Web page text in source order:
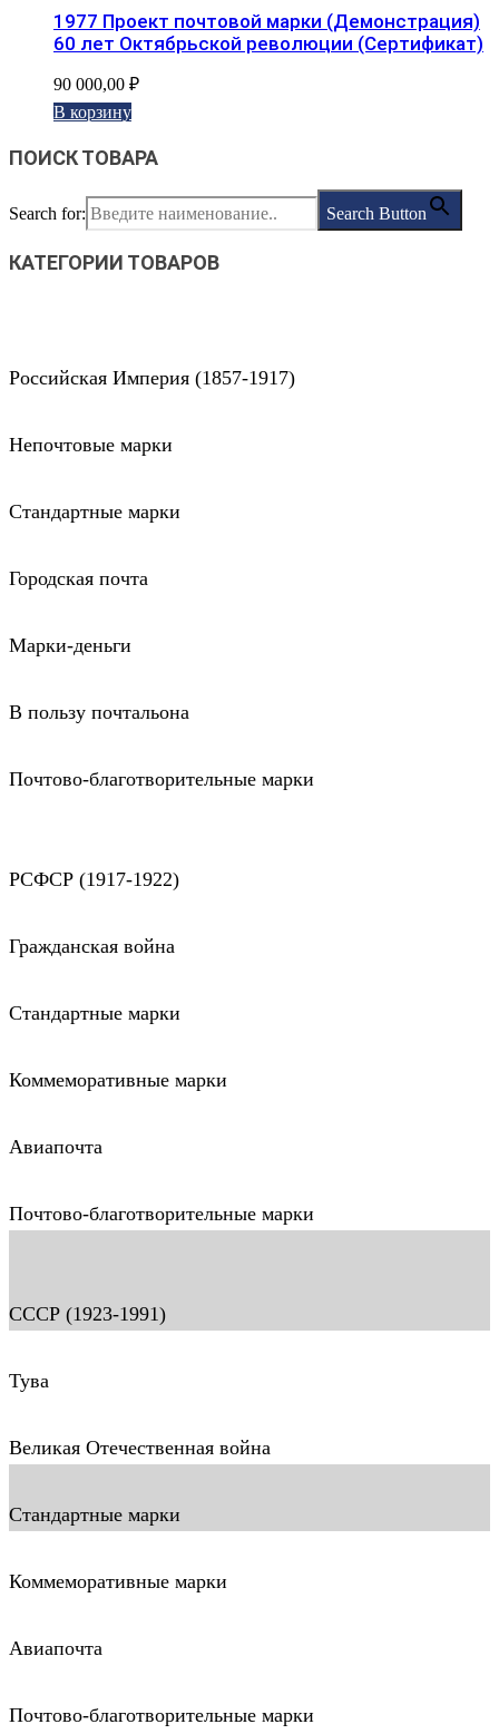
1977 Проект почтовой марки (Демонстрация)
60 лет Октябрьской революции (Сертификат)
90 000,00 ₽
В корзину
ПОИСК ТОВАРА
Search for: Search Button
КАТЕГОРИИ ТОВАРОВ
Российская Империя (1857-1917)
Непочтовые марки
Стандартные марки
Городская почта
Марки-деньги
В пользу почтальона
Почтово-благотворительные марки
РСФСР (1917-1922)
Гражданская война
Стандартные марки
Коммеморативные марки
Авиапочта
Почтово-благотворительные марки
СССР (1923-1991)
Тува
Великая Отечественная война
Стандартные марки
Коммеморативные марки
Авиапочта
Почтово-благотворительные марки